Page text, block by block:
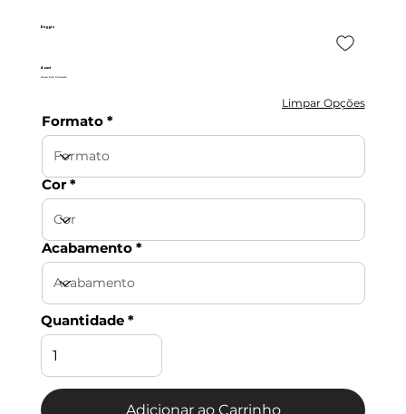
Reggio
Azuvi
Preço Sob Consulta
Limpar Opções
Formato
Cor
Acabamento
Quantidade
Adicionar ao Carrinho